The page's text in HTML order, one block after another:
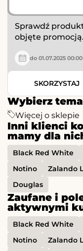
Wybierz
Więcej o sklepie
Inni klienci
mamy dla
Black Red White
Notino
Zalando
Douglas
Zaufane i
aktywnymi
Black Red White
Notino
Zalando
Sprawdź
objęte promocją.
do 01.07.2025 00:00
SKORZYSTAJ